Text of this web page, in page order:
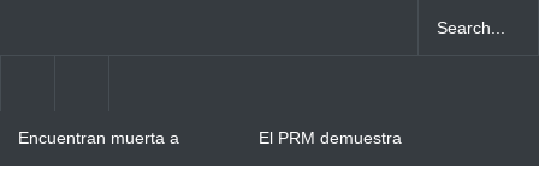
Encuentran muerta a
Hoyo de Friusa, Bávaro
El PRM demuestra
Mejía y David Collado se